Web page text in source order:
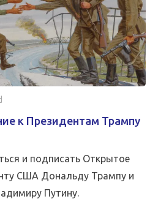
к Президентам Трампу
и подписать Открытое
США Дональду Трампу и
Путину.